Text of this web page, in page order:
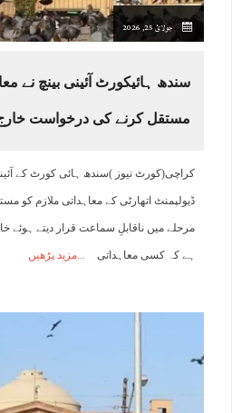
جولائ 25, 2026
سندھ ہائیکورٹ آئینی بینچ نے
مستقل کرنے کی درخواست
کراچی(کورٹ نیوز )سندھ ہائی کورٹ کے آئینی
ڈیولپمنٹ اتھارٹی کے معاہداتی ملازم کو
مرحلے میں ناقابلِ سماعت قرار دیتے ہوئے
ہے کہ کسی معاہداتی مزید پڑھیں